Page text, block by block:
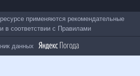
ресурсе применяются
в соответствии сПравилами
данных